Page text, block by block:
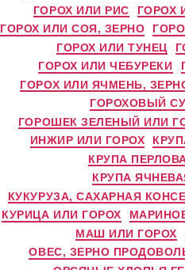
ГОРОХ ИЛИ РИС ГОРОХ
ГОРОХ ИЛИ СОЯ, ЗЕРНО
ГОРОХ ИЛИ ТУНЕЦ
ГОРОХ ИЛИ ЧЕБУРЕКИ
ГОРОХ ИЛИ ЯЧМЕНЬ,
ГОРОХОВЫЙ
ГОРОШЕК ЗЕЛЕНЫЙ ИЛИ
ИНЖИР ИЛИ ГОРОХ
КРУПА
КРУПА
КУКУРУЗА, САХАРНАЯ
КУРИЦА ИЛИ ГОРОХ
МАШ ИЛИ ГОРОХ
ОВЕС, ЗЕРНО